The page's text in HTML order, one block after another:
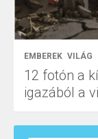
EMBEREK VILÁG
12 fotón a
igazából a